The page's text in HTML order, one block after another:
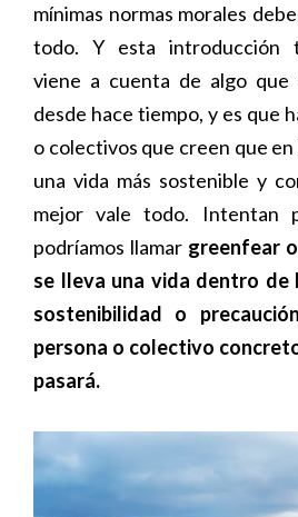
mínimas normas morales
todo. Y esta introducción
viene a cuenta de algo que
desde hace tiempo, y es que
o colectivos que creen que
una vida más sostenible y
mejor vale todo. Intentan
podríamos llamar greenfear
se lleva una vida dentro de
sostenibilidad o
persona o colectivo
pasará.